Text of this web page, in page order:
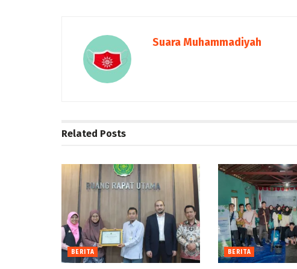
Suara Muhammadiyah
Related Posts
BERITA BERITA